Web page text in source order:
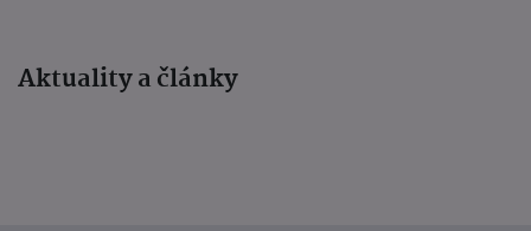
Aktuality a články